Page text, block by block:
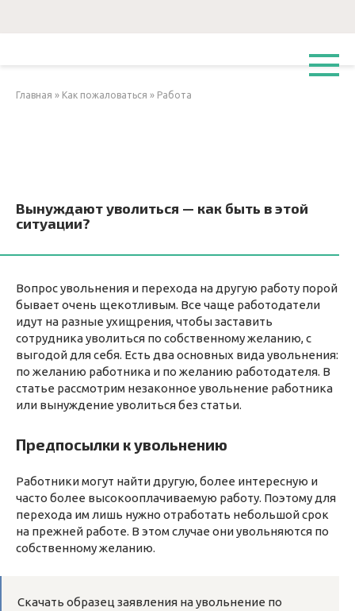
Главная » Как пожаловаться » Работа
Вынуждают уволиться — как быть в этой
ситуации?
Вопрос увольнения и перехода на другую работу порой
бывает очень щекотливым. Все чаще работодатели
идут на разные ухищрения, чтобы заставить
сотрудника уволиться по собственному желанию, с
выгодой для себя. Есть два основных вида увольнения:
по желанию работника и по желанию работодателя. В
статье рассмотрим незаконное увольнение работника
или вынуждение уволиться без статьи.
Предпосылки к увольнению
Работники могут найти другую, более интересную и
часто более высокооплачиваемую работу. Поэтому для
перехода им лишь нужно отработать небольшой срок
на прежней работе. В этом случае они увольняются по
собственному желанию.
Скачать образец заявления на увольнение по